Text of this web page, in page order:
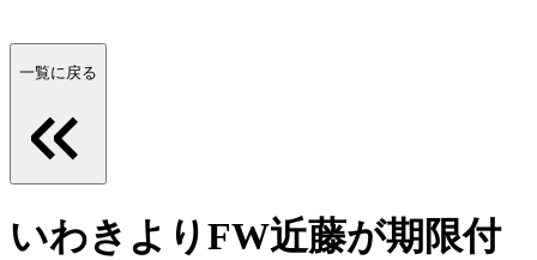
一覧に戻る
いわきよりFW近藤が期限付